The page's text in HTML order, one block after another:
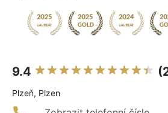
9.4
Plzeň, Plzen